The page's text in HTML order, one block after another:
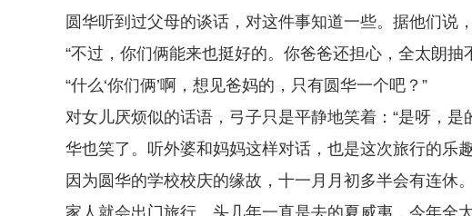
圆华听到过父母的谈话，对这件事知道一些。据他们说
“不过，你们俩能来也挺好的。你爸爸还担心，全太朗
“什么‘你们俩’啊，想见爸妈的，只有圆华一个吧？”
对女儿厌烦似的话语，弓子只是平静地笑着：“是呀，
华也笑了。听外婆和妈妈这样对话，也是这次旅行的乐趣
因为圆华的学校校庆的缘故，十一月月初多半会有连休
家人就会出门旅行。头几年一直是去的夏威夷，今年全